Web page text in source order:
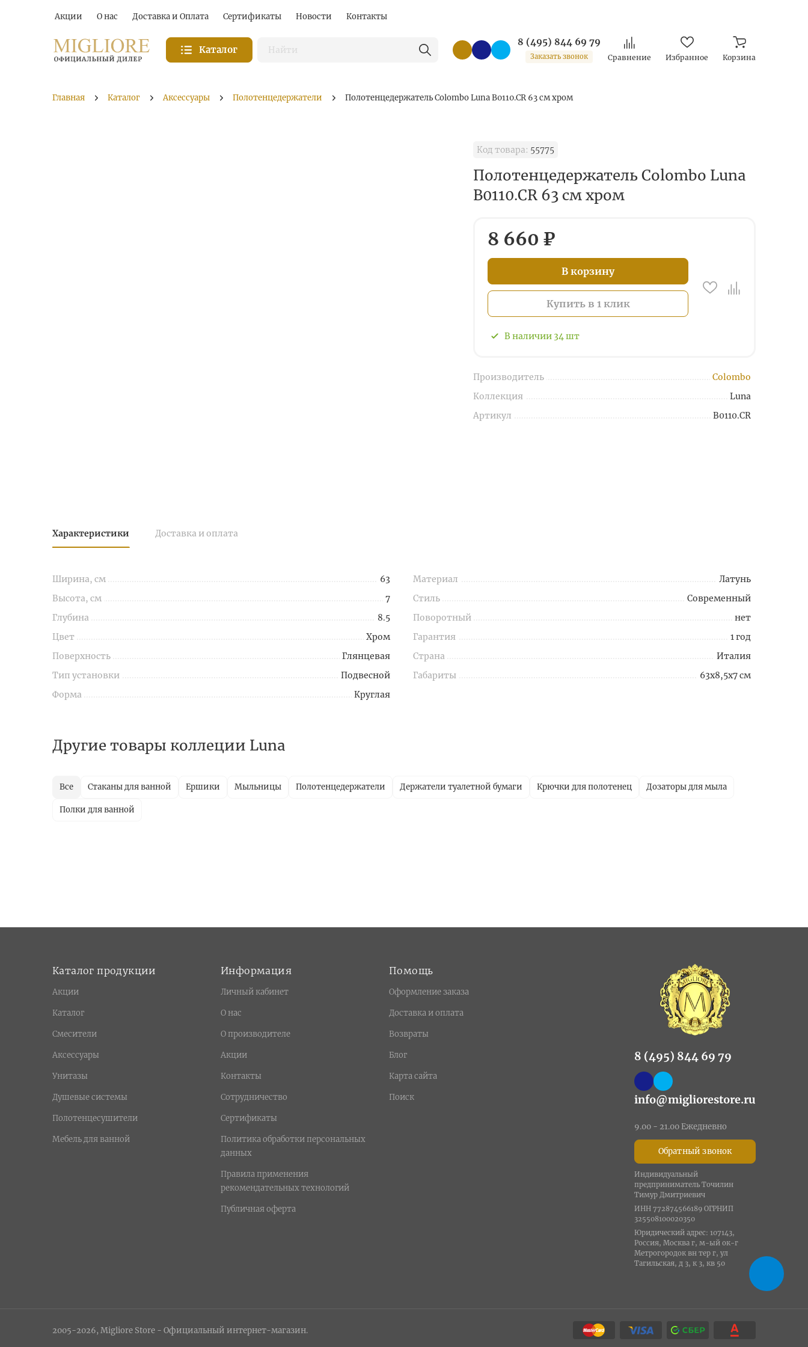
Акции О нас Доставка и Оплата Сертификаты Новости Контакты
Каталог
8 (495) 844 69 79
Заказать звонок Сравнение Избранное Корзина
Главная Каталог Аксессуары Полотенцедержатели Полотенцедержатель Colombo Luna B0110.CR 63 см хром
Код товара: 55775
Полотенцедержатель Colombo Luna
B0110.CR 63 см хром
8 660 ₽
В корзину
Купить в 1 клик
В наличии 34шт
Производитель
Colombo
Коллекция
Luna
Артикул
B0110.CR
Характеристики Доставка и оплата
Ширина, см
63
Высота, см
7
Глубина
8.5
Цвет
Хром
Поверхность
Глянцевая
Тип установки
Подвесной
Форма
Круглая
Материал
Латунь
Стиль
Современный
Поворотный
нет
Гарантия
1 год
Страна
Италия
Габариты
63x8,5x7 см
Другие товары коллеции Luna
Все Стаканы для ванной Ершики Мыльницы Полотенцедержатели Держатели туалетной бумаги Крючки для полотенец Дозаторы для мыла
Полки для ванной
Каталог продукции
Акции
Каталог
Смесители
Аксессуары
Унитазы
Душевые системы
Полотенцесушители
Мебель для ванной
Информация
Личный кабинет
О нас
О производителе
Акции
Контакты
Сотрудничество
Сертификаты
Политика обработки персональных
данных
Правила применения
рекомендательных технологий
Публичная оферта
Помощь
Оформление заказа
Доставка и оплата
Возвраты
Блог
Карта сайта
Поиск
8 (495) 844 69 79
info@migliorestore.ru
9.00 - 21.00 Ежедневно
Обратный звонок
Индивидуальный
предприниматель Точилин
Тимур Дмитриевич
ИНН 772874566189 ОГРНИП
325508100020350
Юридический адрес: 107143,
Россия, Москва г, м-ый ок-г
Метрогородок вн тер г, ул
Тагильская, д 3, к 3, кв 50
2005-2026, Migliore Store - Официальный интернет-магазин.